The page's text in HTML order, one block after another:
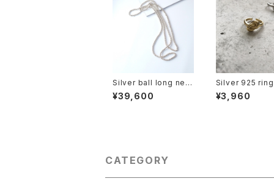
Silver ball long nec
klace
¥39,600
Silver 925
¥3,960
CATEGORY